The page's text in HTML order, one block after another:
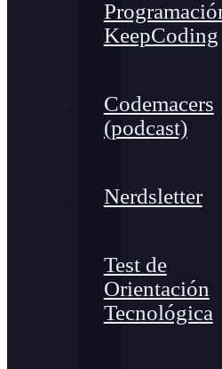
KeepCoding
Codemacers
(podcast)
Nerdsletter
Test de
Orientación
Tecnológica